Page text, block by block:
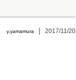
y.yamamura ｜ 2017/11/20